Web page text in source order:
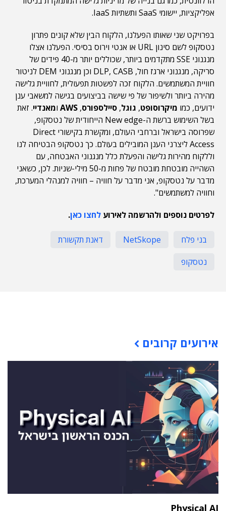
אפליקציות, יישומי SaaS ותשתיות IaaS.
בפרויקט שני שאותו הפעלנו, הלקוח הבין שלא קונים פתרון
נטסקופ לשם סינון URL או אנטי וירוס בסיסי. הפעלנו אצלו
מנגנוני SSE מתקדמים ביותר, שכוללים יותר מ-40 פידים של
סריקה, מנגנוני ארגז חול, DLP, CASB וכן מנגנוני DEM לניטור
חוויית המשתמשים. הלקוח זכה לפשטות תפעולית, לחוויית גלישה
מהירה ביותר ולשיפור של פי שישה בביצועים בגישה למשאבי ענן
ידועים, כמו מיקרוסופט, גוגל, סיילספורס,
AWS ומאנדיי. זאת
בשל השימוש ברשת ה-New edge הייחודית של נטסקופ,
שפרוסה בישראל וברחבי העולם, ומקשרת בקישורי Direct
Access ליצרני הענן המובילים בעולם. כך נטסקופ הבטיחה לנו
וללקוח מהירות גלישה והפעלת כלל מנגנוני האבטחה, עם
השהייה מובטחת מובטח של פחות מ-50 מילי-שניות. לכן, כשאני
מדבר על נטסקופ, אני מדבר על חוויה – חוויה למנהלי המערכת,
וחוויה למשתמשים".
לפרטים נוספים ולהרשמה לאירוע לחצו כאן.
בני פלח NetSkope
דאנת תקשורת
נטסקופ
אירועים קרובים
Physical AI